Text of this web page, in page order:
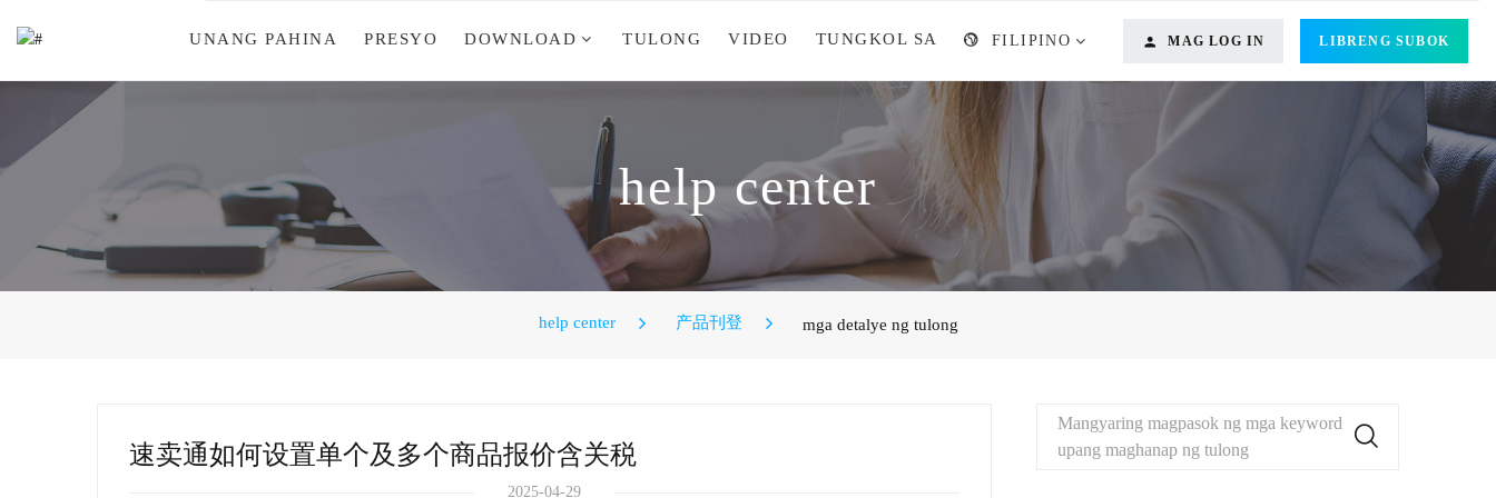
FILIPINO MAG LOG IN LIBRENG SUBOK
UNANG PAHINA PRESYO DOWNLOAD TULONG VIDEO TUNGKOL SA
help center
help center 产品刊登 mga detalye ng tulong
速卖通如何设置单个及多个商品报价含关税
2025-04-29
Mangyaring magpasok ng mga keyword
upang maghanap ng tulong